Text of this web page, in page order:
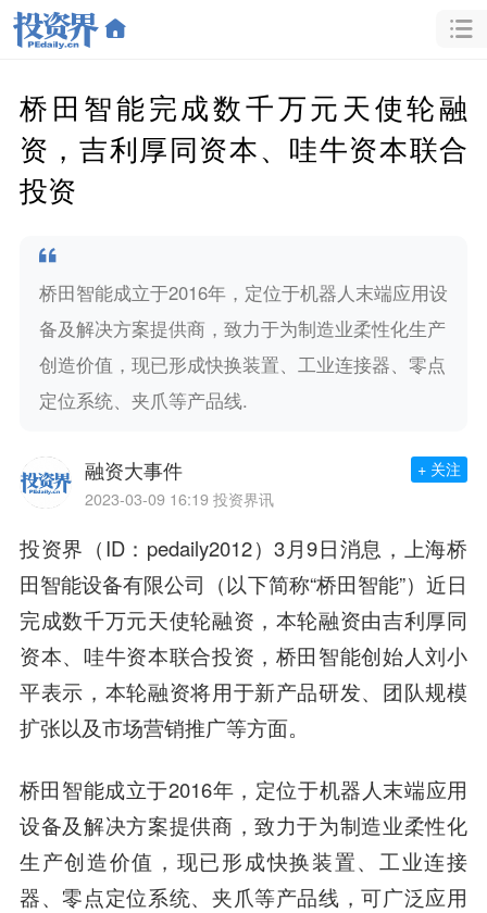
桥田智能完成数千万元天使轮融
资，吉利厚同资本、哇牛资本联合
投资
桥田智能成立于2016年，定位于机器人末端应用设
备及解决方案提供商，致力于为制造业柔性化生产
创造价值，现已形成快换装置、工业连接器、零点
定位系统、夹爪等产品线.
融资大事件
2023-03-09 16:19 投资界讯
+ 关注
投资界（ID：pedaily2012）3月9日消息，上海桥
田智能设备有限公司（以下简称“桥田智能”）近日
完成数千万元天使轮融资，本轮融资由吉利厚同
资本、哇牛资本联合投资，桥田智能创始人刘小
平表示，本轮融资将用于新产品研发、团队规模
扩张以及市场营销推广等方面。
桥田智能成立于2016年，定位于机器人末端应用
设备及解决方案提供商，致力于为制造业柔性化
生产创造价值，现已形成快换装置、工业连接
器、零点定位系统、夹爪等产品线，可广泛应用